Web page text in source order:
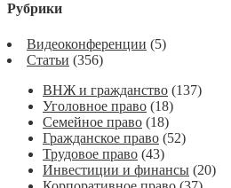
Рубрики
Видеоконференции (5)
Статьи (356)
ВНЖ и гражданство (137)
Уголовное право (18)
Семейное право (18)
Гражданское право (52)
Трудовое право (43)
Инвестиции и финансы (20)